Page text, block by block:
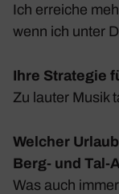
Ich erreiche
wenn ich unter
Ihre Strategie
Zu lauter Musik
Welcher
Berg- und Tal-
Was auch